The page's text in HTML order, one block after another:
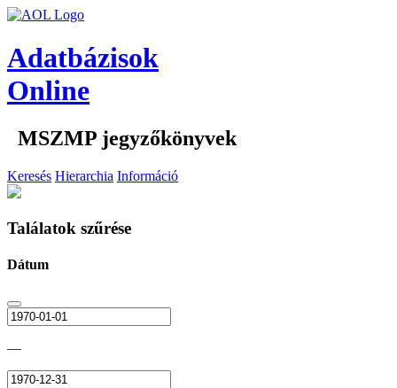
Adatbázisok
Online
MSZMP jegyzőkönyvek
Keresés Hierarchia Információ
Találatok szűrése
Dátum
—